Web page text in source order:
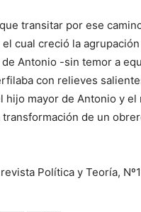
transitar por ese
el cual creció la
Antonio -sin temor a
con relieves
hijo mayor de Antonio y
transformación de un
Política y Teoría,